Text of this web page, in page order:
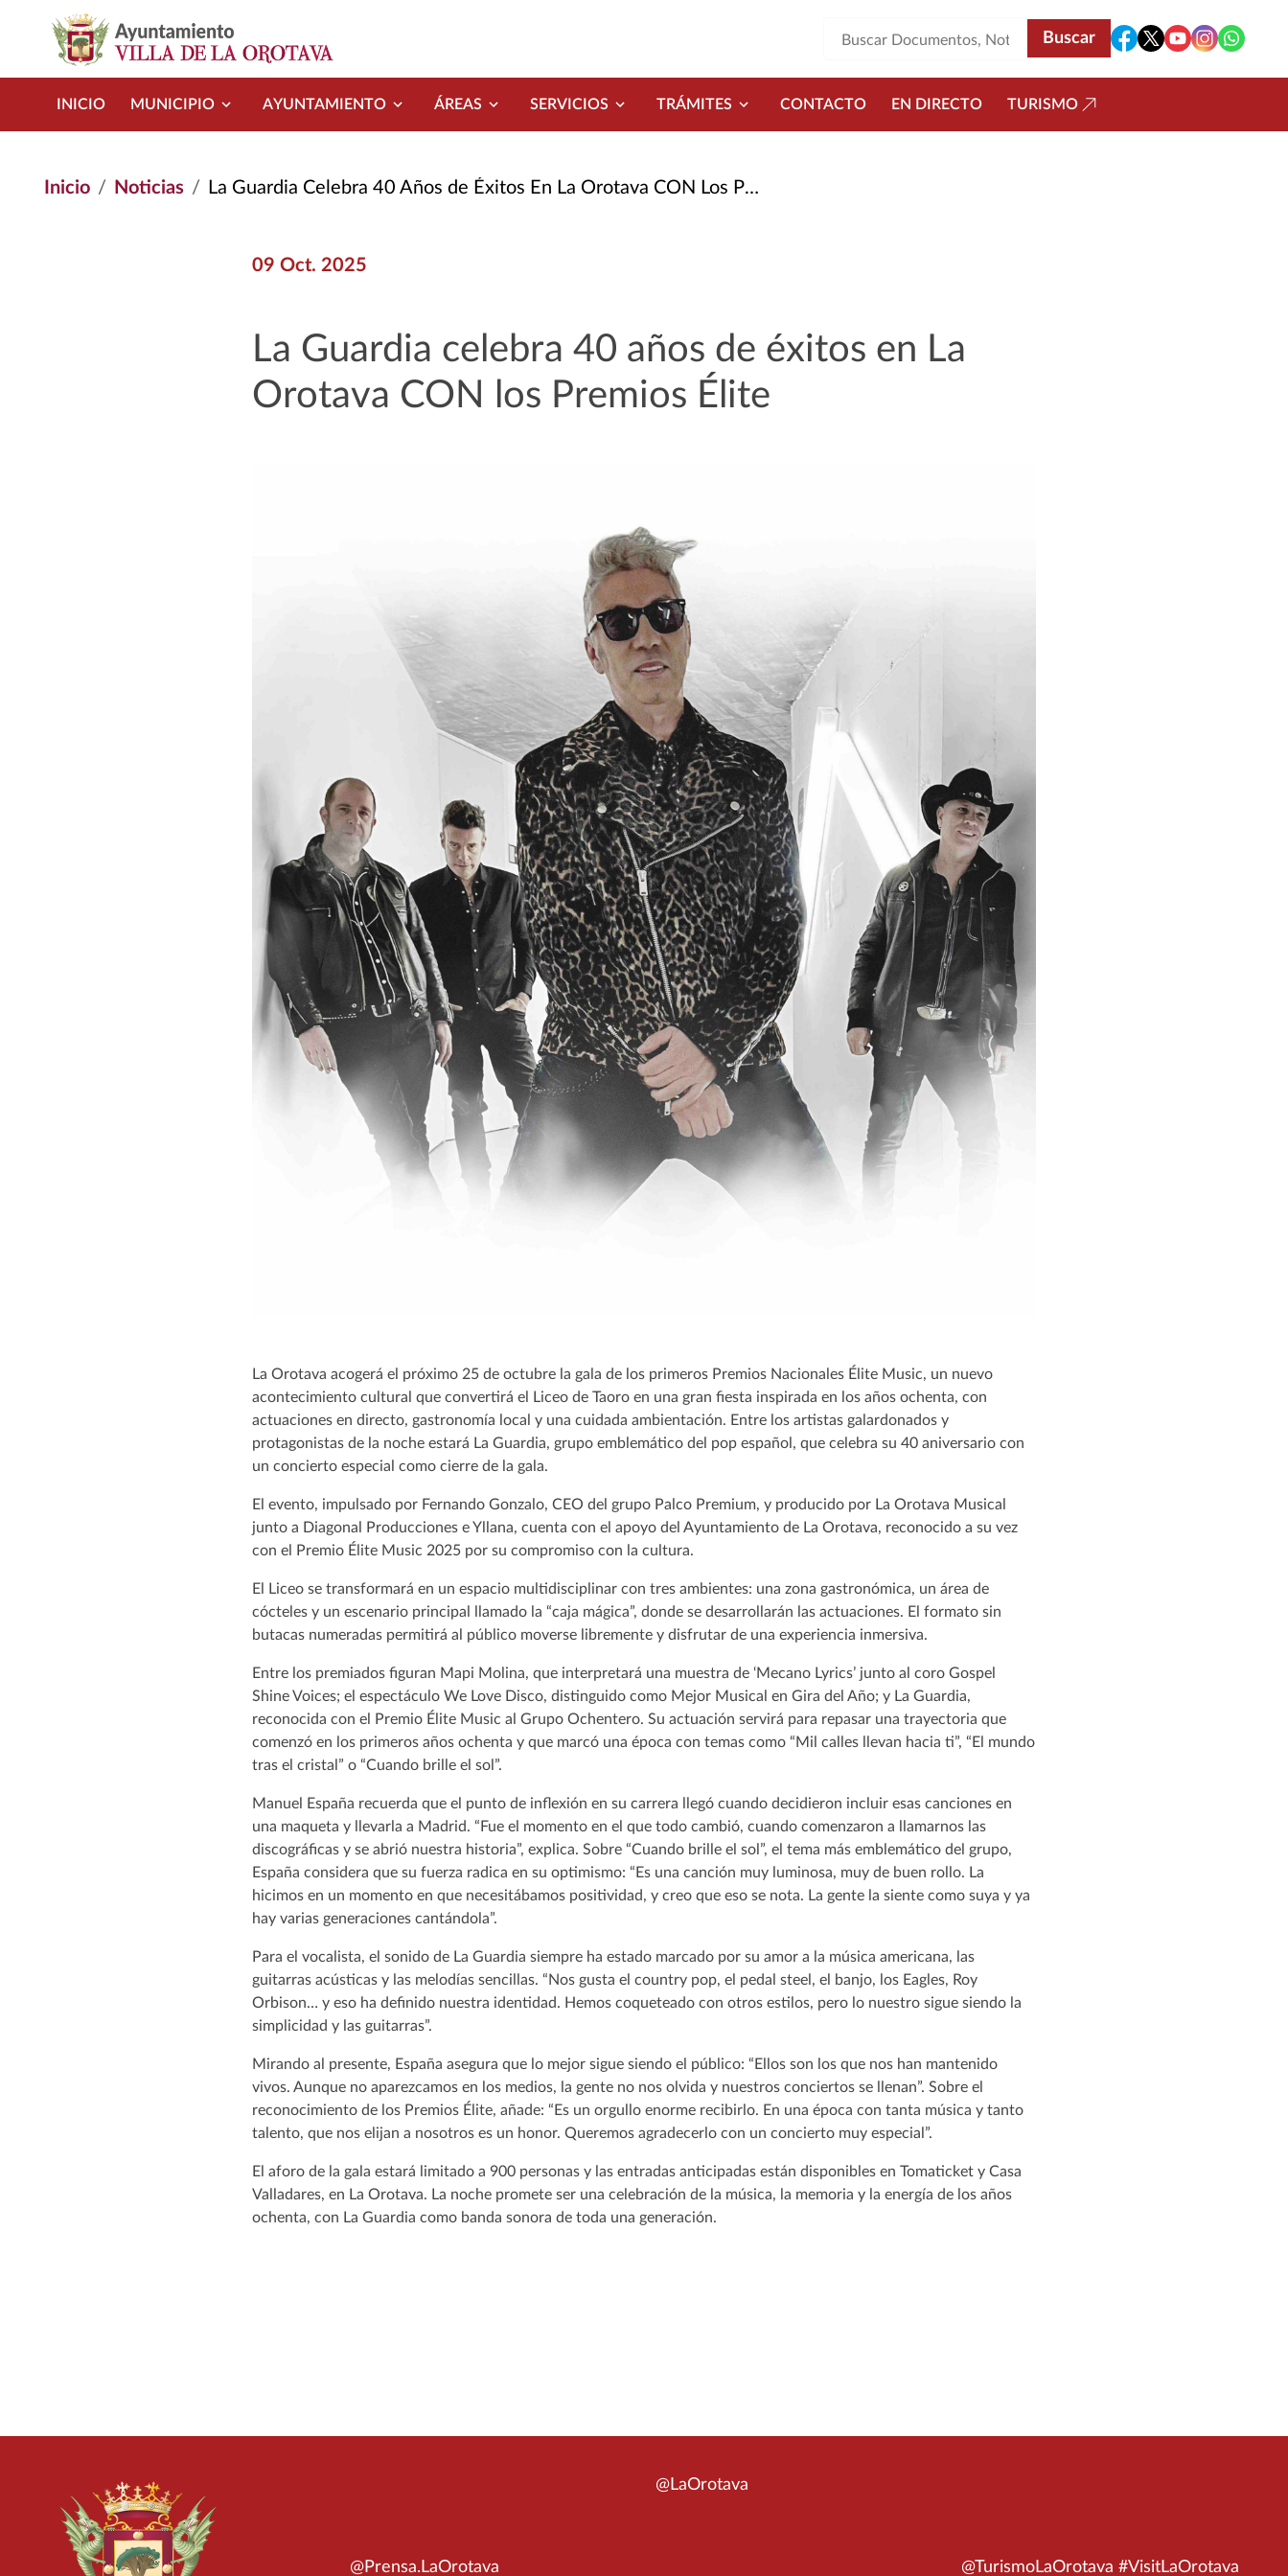
INICIO MUNICIPIO AYUNTAMIENTO ÁREAS SERVICIOS TRÁMITES CONTACTO EN DIRECTO TURISMO
Inicio Noticias La Guardia Celebra 40 Años de Éxitos En La Orotava CON Los Premios Élite
09 Oct. 2025
La Guardia celebra 40 años de éxitos en La
Orotava CON los Premios Élite
La Orotava acogerá el próximo 25 de octubre la gala de los primeros Premios Nacionales Élite Music, un nuevo
acontecimiento cultural que convertirá el Liceo de Taoro en una gran fiesta inspirada en los años ochenta, con
actuaciones en directo, gastronomía local y una cuidada ambientación. Entre los artistas galardonados y
protagonistas de la noche estará La Guardia, grupo emblemático del pop español, que celebra su 40 aniversario con
un concierto especial como cierre de la gala.
El evento, impulsado por Fernando Gonzalo, CEO del grupo Palco Premium, y producido por La Orotava Musical
junto a Diagonal Producciones e Yllana, cuenta con el apoyo del Ayuntamiento de La Orotava, reconocido a su vez
con el Premio Élite Music 2025 por su compromiso con la cultura.
El Liceo se transformará en un espacio multidisciplinar con tres ambientes: una zona gastronómica, un área de
cócteles y un escenario principal llamado la “caja mágica”, donde se desarrollarán las actuaciones. El formato sin
butacas numeradas permitirá al público moverse libremente y disfrutar de una experiencia inmersiva.
Entre los premiados figuran Mapi Molina, que interpretará una muestra de ‘Mecano Lyrics’ junto al coro Gospel
Shine Voices; el espectáculo We Love Disco, distinguido como Mejor Musical en Gira del Año; y La Guardia,
reconocida con el Premio Élite Music al Grupo Ochentero. Su actuación servirá para repasar una trayectoria que
comenzó en los primeros años ochenta y que marcó una época con temas como “Mil calles llevan hacia ti”, “El mundo
tras el cristal” o “Cuando brille el sol”.
Manuel España recuerda que el punto de inflexión en su carrera llegó cuando decidieron incluir esas canciones en
una maqueta y llevarla a Madrid. “Fue el momento en el que todo cambió, cuando comenzaron a llamarnos las
discográficas y se abrió nuestra historia”, explica. Sobre “Cuando brille el sol”, el tema más emblemático del grupo,
España considera que su fuerza radica en su optimismo: “Es una canción muy luminosa, muy de buen rollo. La
hicimos en un momento en que necesitábamos positividad, y creo que eso se nota. La gente la siente como suya y ya
hay varias generaciones cantándola”.
Para el vocalista, el sonido de La Guardia siempre ha estado marcado por su amor a la música americana, las
guitarras acústicas y las melodías sencillas. “Nos gusta el country pop, el pedal steel, el banjo, los Eagles, Roy
Orbison… y eso ha definido nuestra identidad. Hemos coqueteado con otros estilos, pero lo nuestro sigue siendo la
simplicidad y las guitarras”.
Mirando al presente, España asegura que lo mejor sigue siendo el público: “Ellos son los que nos han mantenido
vivos. Aunque no aparezcamos en los medios, la gente no nos olvida y nuestros conciertos se llenan”. Sobre el
reconocimiento de los Premios Élite, añade: “Es un orgullo enorme recibirlo. En una época con tanta música y tanto
talento, que nos elijan a nosotros es un honor. Queremos agradecerlo con un concierto muy especial”.
El aforo de la gala estará limitado a 900 personas y las entradas anticipadas están disponibles en Tomaticket y Casa
Valladares, en La Orotava. La noche promete ser una celebración de la música, la memoria y la energía de los años
ochenta, con La Guardia como banda sonora de toda una generación.
@Prensa.LaOrotava
@LaOrotava
@TurismoLaOrotava #VisitLaOrotava